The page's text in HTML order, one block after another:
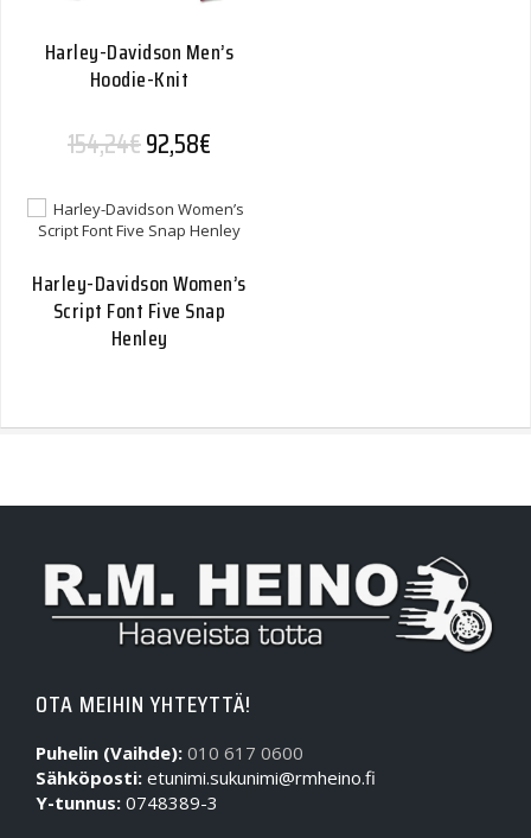
Harley-Davidson Men’s
Hoodie-Knit
154,24€Alkuperäinen hinta oli: 154,24€.
92,58€
Harley-Davidson Women’s
Script Font Five Snap
Henley
OTA MEIHIN YHTEYTTÄ!
Puhelin (Vaihde): 010 617 0600
Sähköposti: etunimi.sukunimi@rmheino.fi
Y-tunnus: 0748389-3